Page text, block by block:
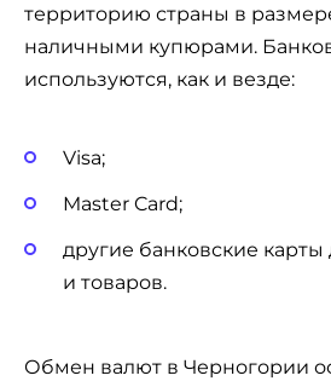
территорию страны в
наличными купюрами.
используются, как и везде:
Visa;
Master Card;
другие банковские карты
и товаров.
Обмен валют в Черногории